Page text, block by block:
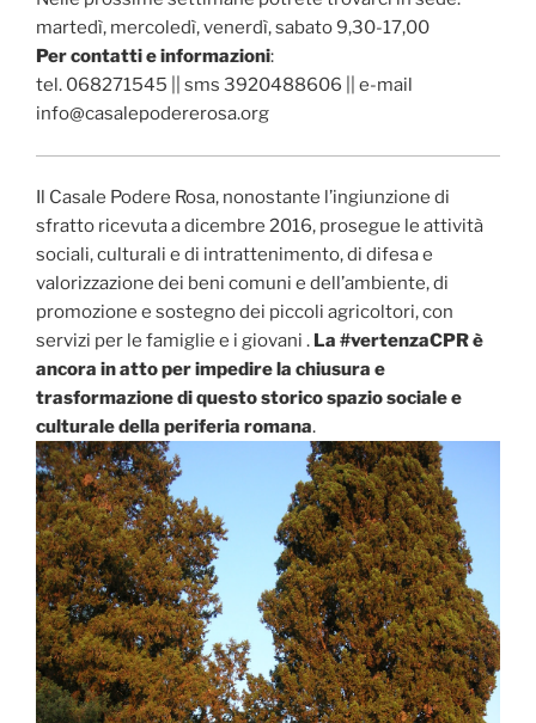
martedì, mercoledì, venerdì, sabato 9,30-17,00
Per contatti e informazioni:
tel. 068271545 || sms 3920488606 || e-mail
info@casalepodererosa.org
Il Casale Podere Rosa, nonostante l’ingiunzione di
sfratto ricevuta a dicembre 2016, prosegue le attività
sociali, culturali e di intrattenimento, di difesa e
valorizzazione dei beni comuni e dell’ambiente, di
promozione e sostegno dei piccoli agricoltori, con
servizi per le famiglie e i giovani . La #vertenzaCPR è
ancora in atto per impedire la chiusura e
trasformazione di questo storico spazio sociale e
culturale della periferia romana.